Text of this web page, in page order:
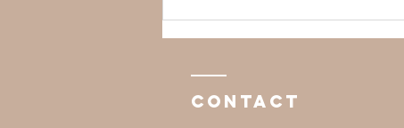
Handvasten:
een prachtig
de ceremonie
op jouw
Contact